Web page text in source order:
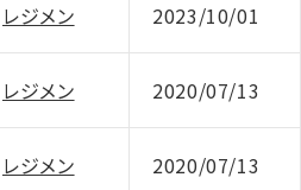
レジメン 2023/10/01
レジメン 2020/07/13
レジメン 2020/07/13